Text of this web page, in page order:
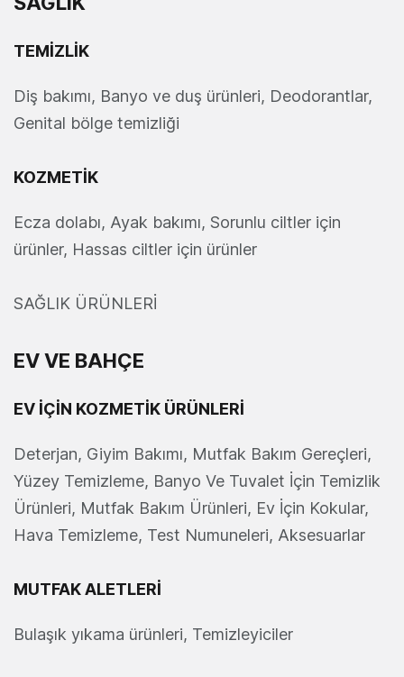
TEMİZLİK
Diş bakımı, Banyo ve duş ürünleri, Deodorantlar,
Genital bölge temizliği
KOZMETİK
Ecza dolabı, Ayak bakımı, Sorunlu ciltler için
ürünler, Hassas ciltler için ürünler
SAĞLIK ÜRÜNLERİ
EV VE BAHÇE
EV İÇİN KOZMETİK ÜRÜNLERİ
Deterjan, Giyim Bakımı, Mutfak Bakım Gereçleri,
Yüzey Temizleme, Banyo Ve Tuvalet İçin Temizlik
Ürünleri, Mutfak Bakım Ürünleri, Ev İçin Kokular,
Hava Temizleme, Test Numuneleri, Aksesuarlar
MUTFAK ALETLERİ
Bulaşık yıkama ürünleri, Temizleyiciler